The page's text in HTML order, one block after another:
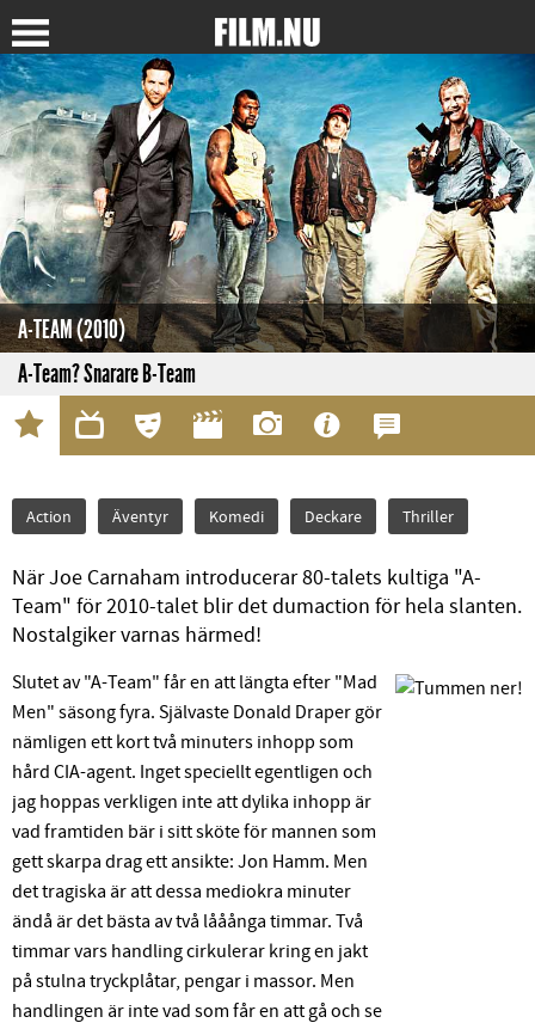
A-TEAM (2010)
A-Team? Snarare B-Team
Action Äventyr Komedi Deckare Thriller
När Joe Carnaham introducerar 80-talets kultiga "A-
Team" för 2010-talet blir det dumaction för hela slanten.
Nostalgiker varnas härmed!
Slutet av "A-Team" får en att längta efter "Mad
Men" säsong fyra. Självaste Donald Draper gör
nämligen ett kort två minuters inhopp som
hård CIA-agent. Inget speciellt egentligen och
jag hoppas verkligen inte att dylika inhopp är
vad framtiden bär i sitt sköte för mannen som
gett skarpa drag ett ansikte: Jon Hamm. Men
det tragiska är att dessa mediokra minuter
ändå är det bästa av två lååånga timmar. Två
timmar vars handling cirkulerar kring en jakt
på stulna tryckplåtar, pengar i massor. Men
handlingen är inte vad som får en att gå och se